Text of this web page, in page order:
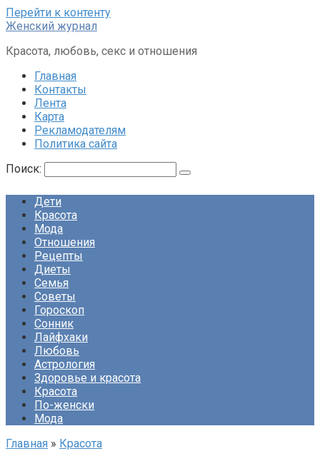
Перейти к контенту
Женский журнал
Красота, любовь, секс и отношения
Главная
Контакты
Лента
Карта
Рекламодателям
Политика сайта
Поиск:
Дети
Красота
Мода
Отношения
Рецепты
Диеты
Семья
Советы
Гороскоп
Сонник
Лайфхаки
Любовь
Астрология
Здоровье и красота
Красота
По-женски
Мода
Главная » Красота